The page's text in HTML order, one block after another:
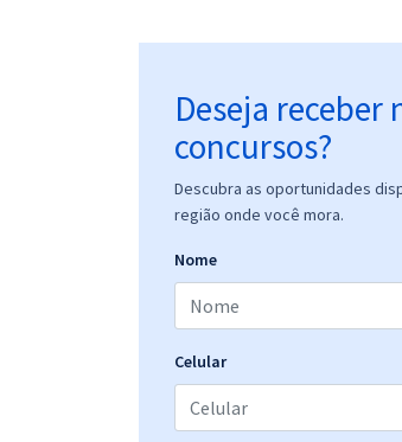
Deseja receber
concursos?
Descubra as oportunidades
região onde você mora.
Nome
Celular